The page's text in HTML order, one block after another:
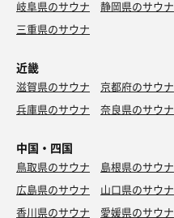
岐阜県のサウナ 静岡県のサウナ
三重県のサウナ
近畿
滋賀県のサウナ 京都府のサウナ
兵庫県のサウナ
奈良県のサウナ
中国・四国
鳥取県のサウナ 島根県のサウナ
広島県のサウナ
山口県のサウナ
香川県のサウナ
愛媛県のサウナ